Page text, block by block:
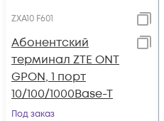
ZXA10 F601
Абонентский
терминал ZTE ONT
GPON, 1 порт
10/100/1000Base-T
Под заказ